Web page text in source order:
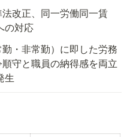
改正、同一労働同一賃
の対応
・非常勤）に即した労務
守と職員の納得感を両立
生